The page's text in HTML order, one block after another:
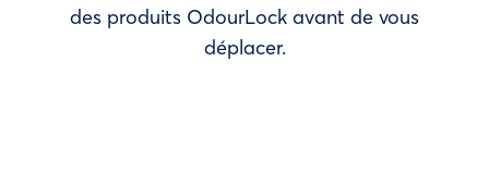
des produits OdourLock avant de vous
déplacer.